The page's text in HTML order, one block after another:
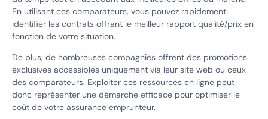
En utilisant ces comparateurs, vous pouvez rapidement
identifier les contrats offrant le meilleur rapport qualité/prix en
fonction de votre situation.
De plus, de nombreuses compagnies offrent des promotions
exclusives accessibles uniquement via leur site web ou ceux
des comparateurs. Exploiter ces ressources en ligne peut
donc représenter une démarche efficace pour optimiser le
coût de votre assurance emprunteur.